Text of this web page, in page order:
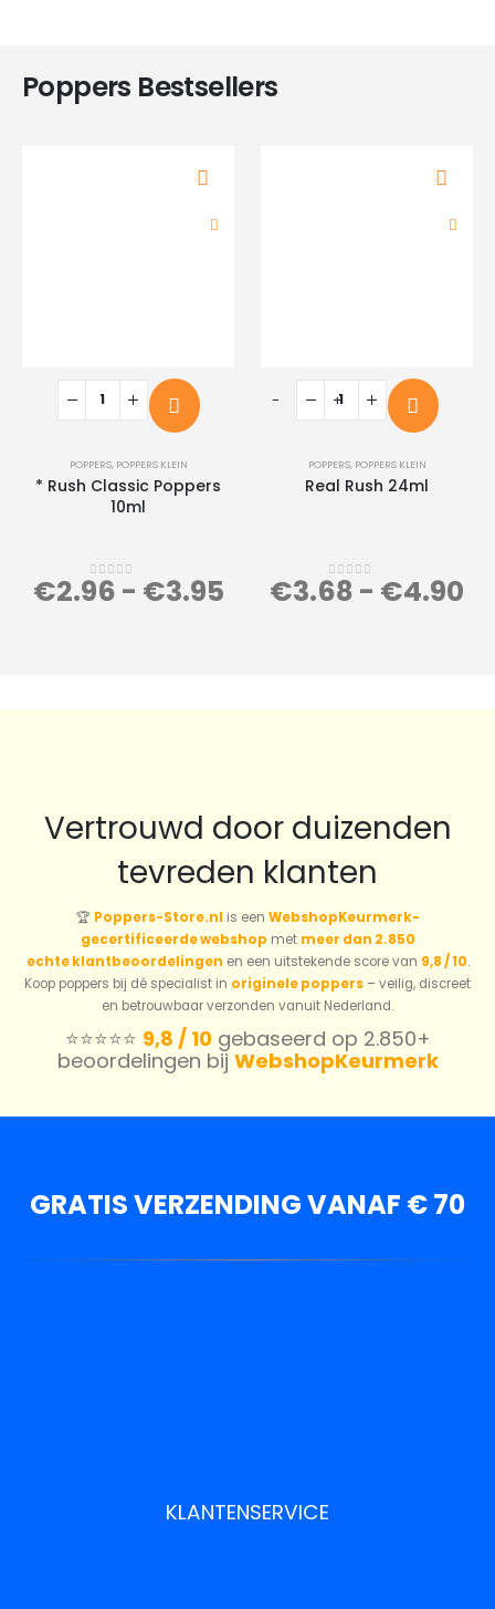
Poppers Bestsellers
POPPERS, POPPERS KLEIN
* Rush Classic Poppers
10ml
0 out of 5
€2.96 - €3.95
POPPERS, POPPERS KLEIN
Real Rush 24ml
0 out of 5
€3.68 - €4.90
- +
Vertrouwd door duizenden
tevreden klanten
🏆 Poppers-Store.nl is een WebshopKeurmerk-
gecertificeerde webshop met meer dan 2.850
echte klantbeoordelingen en een uitstekende score van 9,8 / 10.
Koop poppers bij dé specialist in originele poppers – veilig, discreet
en betrouwbaar verzonden vanuit Nederland.
⭐️⭐️⭐️⭐️⭐️ 9,8 / 10gebaseerd op 2.850+
beoordelingen bij WebshopKeurmerk
GRATIS VERZENDING VANAF € 70
KLANTENSERVICE